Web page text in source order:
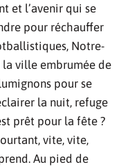
et l’avenir qui se
pour réchauffer
Notre-
la ville embrumée de
pour se
la nuit, refuge
prêt pour la fête ?
vite, vite,
Au pied de